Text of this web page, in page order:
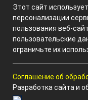
Этот сайт
персонализации
пользования веб-
пользовательские
ограничьте их
Соглашение об
Разработка сайта и